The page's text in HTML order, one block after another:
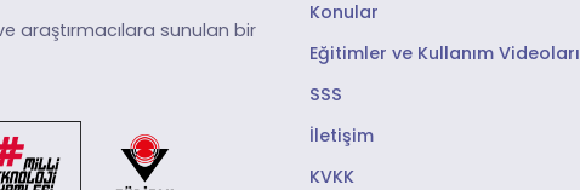
araştırmacılara sunulan bir
Konular
Eğitimler ve Kullanım Videoları
SSS
İletişim
KVKK